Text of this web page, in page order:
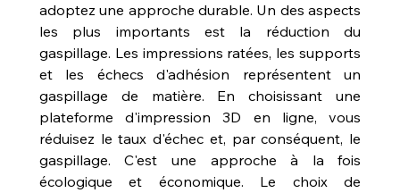
adoptez une approche durable. Un des aspects
les plus importants est la réduction du
gaspillage. Les impressions ratées, les supports
et les échecs d'adhésion représentent un
gaspillage de matière. En choisissant une
plateforme d'impression 3D en ligne, vous
réduisez le taux d'échec et, par conséquent, le
gaspillage. C'est une approche à la fois
écologique et économique. Le choix de